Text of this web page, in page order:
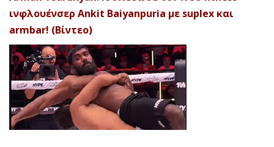
ινφλουένσερ Ankit Baiyanpuria με suplex και
armbar! (Βίντεο)